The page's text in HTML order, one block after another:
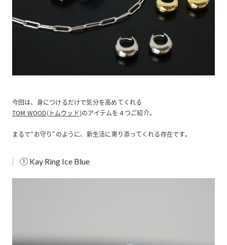
今回は、身につけるだけで気分を高めてくれる
TOM WOOD(トムウッド)のアイテムを４つご紹介。
まるで“お守り”のように、新生活に寄り添ってくれる存在です。
① Kay Ring Ice Blue